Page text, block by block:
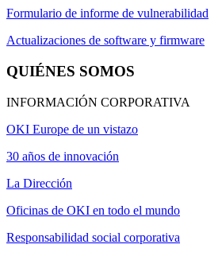
Formulario de informe de vulnerabilidad
Actualizaciones de software y firmware
QUIÉNES SOMOS
INFORMACIÓN CORPORATIVA
OKI Europe de un vistazo
30 años de innovación
La Dirección
Oficinas de OKI en todo el mundo
Responsabilidad social corporativa